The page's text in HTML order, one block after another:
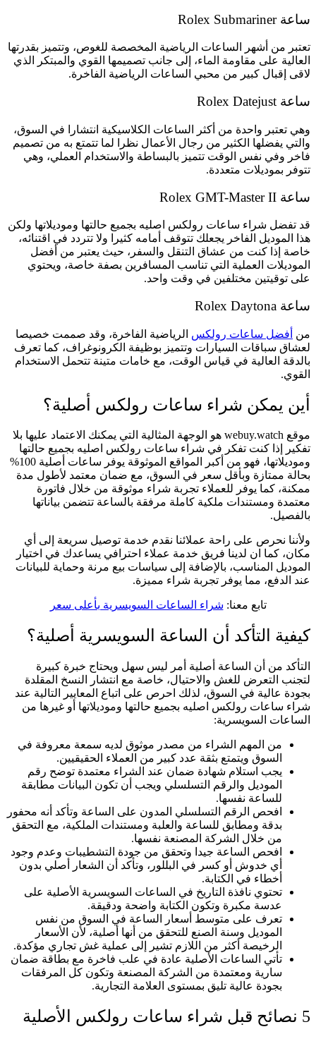
ساعة Rolex Submariner
تعتبر من أشهر الساعات الرياضية المخصصة للغوص، وتتميز بقدرتها
العالية على مقاومة الماء، إلى جانب تصميمها القوي والمبتكر الذي
لاقى إقبال كبير من محبي الساعات الرياضية الفاخرة.
ساعة Rolex Datejust
وهي تعتبر واحدة من أكثر الساعات الكلاسيكية انتشارا في السوق،
والتي يفضلها الكثير من رجال الأعمال نظرا لما تتمتع به من تصميم
فاخر وفي نفس الوقت تتميز بالبساطة والاستخدام العملي، وهي
تتوفر بموديلات متعددة.
ساعة Rolex GMT-Master II
قد تفضل شراء ساعات رولكس اصليه بجميع حالتها وموديلاتها ولكن
هذا الموديل الفاخر يجعلك تتوقف أمامه كثيرا ولا تتردد في اقتنائه،
خاصة إذا كنت من عشاق التنقل والسفر، حيث يعتبر من أفضل
الموديلات العملية التي تناسب المسافرين بصفة خاصة، ويحتوي
على توقيتين مختلفين في وقت واحد.
ساعة Rolex Daytona
من أفضل ساعات رولكس الرياضية الفاخرة، وقد صممت خصيصا
لعشاق سباقات السيارات وتتميز بوظيفة الكرونوغراف، كما تعرف
بالدقة العالية في قياس الوقت، مع خامات متينة تتحمل الاستخدام
القوي.
أين يمكن شراء ساعات رولكس أصلية؟
موقع webuy.watch هو الوجهة المثالية التي يمكنك الاعتماد عليها بلا
تفكير إذا كنت تفكر في شراء ساعات رولكس اصليه بجميع حالتها
وموديلاتها، فهو من أكبر المواقع الموثوقة يوفر ساعات أصلية 100%
بحالة ممتازة وبأقل سعر في السوق، مع ضمان معتمد لأطول مدة
ممكنة، كما يوفر للعملاء تجربة شراء موثوقة من خلال فاتورة
معتمدة ومستندات ملكية كاملة مرفقة بالساعة تتضمن بياناتها
بالفصيل.
ولأننا نحرص على راحة عملائنا نقدم خدمة توصيل سريعة إلى أي
مكان، كما ان لدينا فريق خدمة عملاء احترافي يساعدك في اختيار
الموديل المناسب، بالإضافة إلى سياسات بيع مرنة وحماية للبيانات
عند الدفع، مما يوفر تجربة شراء مميزة.
تابع معنا: شراء الساعات السويسرية بأعلى سعر
كيفية التأكد أن الساعة السويسرية أصلية؟
التأكد من أن الساعة أصلية أمر ليس سهل ويحتاج خبرة كبيرة
لتجنب التعرض للغش والاحتيال، خاصة مع انتشار النسخ المقلدة
بجودة عالية في السوق، لذلك احرص على اتباع المعايير التالية عند
شراء ساعات رولكس اصليه بجميع حالتها وموديلاتها أو غيرها من
الساعات السويسرية:
من المهم الشراء من مصدر موثوق لديه سمعة معروفة في
السوق ويتمتع بثقة عدد كبير من العملاء الحقيقيين.
يجب استلام شهادة ضمان عند الشراء معتمدة توضح رقم
الموديل والرقم التسلسلي ويجب أن تكون البيانات مطابقة
للساعة نفسها.
افحص الرقم التسلسلي المدون على الساعة وتأكد أنه محفور
بدقة ومطابق للساعة والعلبة ومستندات الملكية، مع التحقق
من خلال الشركة المصنعة نفسها.
افحص الساعة جيدا وتحقق من جودة التشطيبات وعدم وجود
أي خدوش أو كسر في البللور، وتأكد أن الشعار أصلي بدون
أخطاء في الكتابة.
تحتوي نافذة التاريخ في الساعات السويسرية الأصلية على
عدسة مكبرة وتكون الكتابة واضحة ودقيقة.
تعرف على متوسط أسعار الساعة في السوق من نفس
الموديل وسنة الصنع للتحقق من أنها أصلية، لأن الأسعار
الرخيصة أكثر من اللازم تشير إلى عملية غش تجاري مؤكدة.
تأتي الساعات الأصلية عادة في علب فاخرة مع بطاقة ضمان
سارية ومعتمدة من الشركة المصنعة وتكون كل المرفقات
بجودة عالية تليق بمستوى العلامة التجارية.
5 نصائح قبل شراء ساعات رولكس الأصلية